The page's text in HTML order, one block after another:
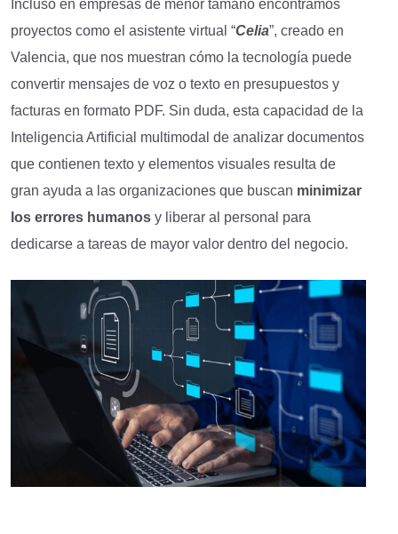
Incluso en empresas de menor tamaño encontramos
proyectos como el asistente virtual “Celia”, creado en
Valencia, que nos muestran cómo la tecnología puede
convertir mensajes de voz o texto en presupuestos y
facturas en formato PDF. Sin duda, esta capacidad de la
Inteligencia Artificial multimodal de analizar documentos
que contienen texto y elementos visuales resulta de
gran ayuda a las organizaciones que buscan minimizar
los errores humanos y liberar al personal para
dedicarse a tareas de mayor valor dentro del negocio.